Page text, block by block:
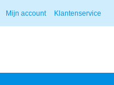
Mijn account Klantenservice